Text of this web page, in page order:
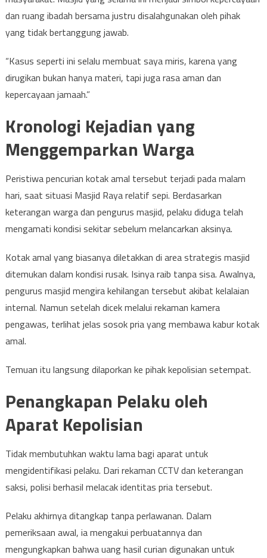
dan ruang ibadah bersama justru disalahgunakan oleh pihak
yang tidak bertanggung jawab.
“Kasus seperti ini selalu membuat saya miris, karena yang
dirugikan bukan hanya materi, tapi juga rasa aman dan
kepercayaan jamaah.”
Kronologi Kejadian yang
Menggemparkan Warga
Peristiwa pencurian kotak amal tersebut terjadi pada malam
hari, saat situasi Masjid Raya relatif sepi. Berdasarkan
keterangan warga dan pengurus masjid, pelaku diduga telah
mengamati kondisi sekitar sebelum melancarkan aksinya.
Kotak amal yang biasanya diletakkan di area strategis masjid
ditemukan dalam kondisi rusak. Isinya raib tanpa sisa. Awalnya,
pengurus masjid mengira kehilangan tersebut akibat kelalaian
internal. Namun setelah dicek melalui rekaman kamera
pengawas, terlihat jelas sosok pria yang membawa kabur kotak
amal.
Temuan itu langsung dilaporkan ke pihak kepolisian setempat.
Penangkapan Pelaku oleh
Aparat Kepolisian
Tidak membutuhkan waktu lama bagi aparat untuk
mengidentifikasi pelaku. Dari rekaman CCTV dan keterangan
saksi, polisi berhasil melacak identitas pria tersebut.
Pelaku akhirnya ditangkap tanpa perlawanan. Dalam
pemeriksaan awal, ia mengakui perbuatannya dan
mengungkapkan bahwa uang hasil curian digunakan untuk